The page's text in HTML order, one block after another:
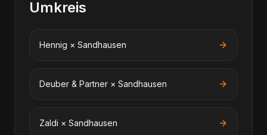
Umkreis
Hennig × Sandhausen
Deuber & Partner × Sandhausen
Zaldi × Sandhausen